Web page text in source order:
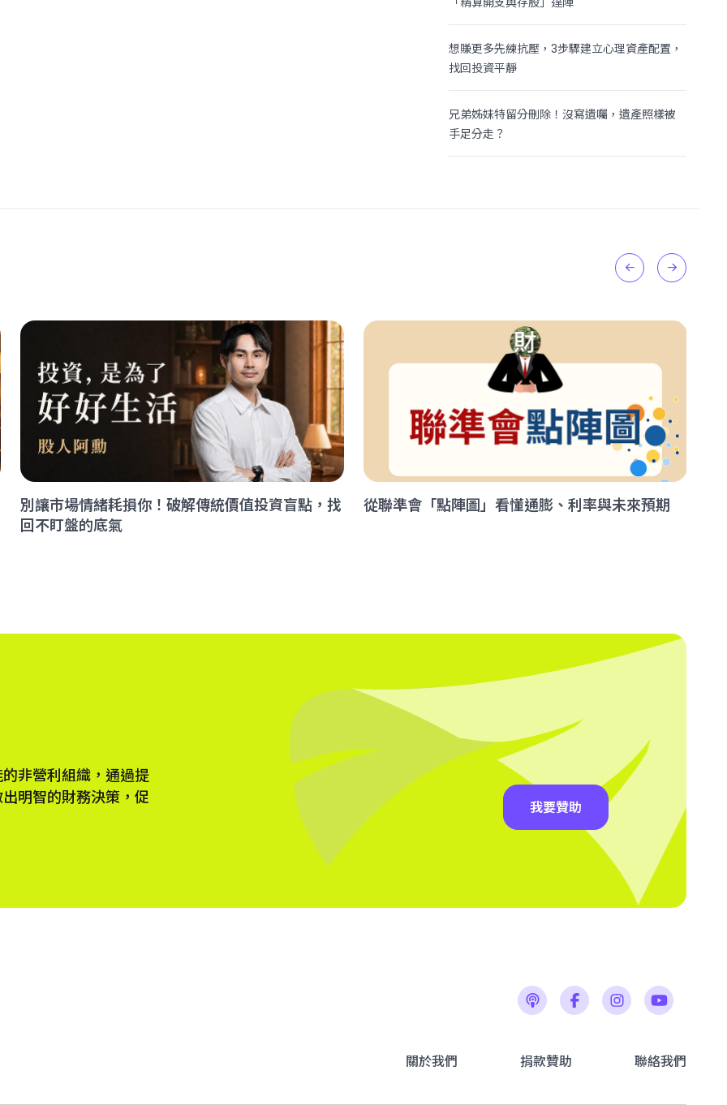
想賺更多先練抗壓，3步驟建立心理資產配置，
找回投資平靜
兄弟姊妹特留分刪除！沒寫遺囑，遺產照樣被
手足分走？
別讓市場情緒耗損你！破解傳統價值投資盲點，找
回不盯盤的底氣
從聯準會「點陣圖」看懂通膨、利率與未來預期
非營利組織，通過提
明智的財務決策，促
我要贊助
關於我們 捐款贊助 聯絡我們